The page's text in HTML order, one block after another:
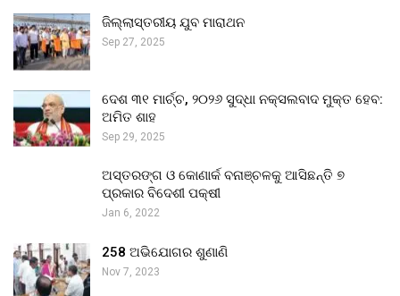
ଜିଲ୍ଲାସ୍ତରୀୟ ଯୁବ ମାରାଥନ
Sep 27, 2025
ଦେଶ ୩୧ ମାର୍ଚ୍ଚ, ୨୦୨୬ ସୁଦ୍ଧା ନକ୍ସଲବାଦ ମୁକ୍ତ ହେବ:
ଅମିତ ଶାହ
Sep 29, 2025
ଅସ୍ତରଙ୍ଗ ଓ କୋଣାର୍କ ବନାଞ୍ଚଳକୁ ଆସିଛନ୍ତି ୭
ପ୍ରକାର ବିଦେଶୀ ପକ୍ଷୀ
Jan 6, 2022
258 ଅଭିଯୋଗର ଶୁଣାଣି
Nov 7, 2023